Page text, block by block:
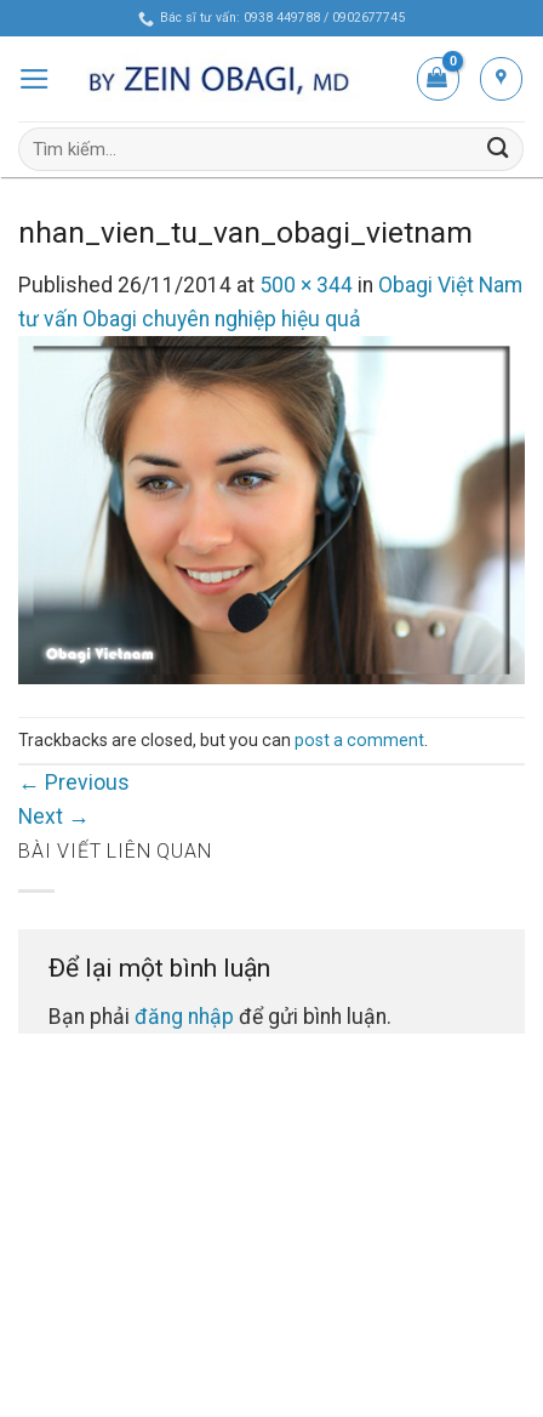
content
Bác sĩ tư vấn: 0938 449788 / 0902677745
Tìm
kiếm:
nhan_vien_tu_van_obagi_vietnam
Published 26/11/2014 at 500 × 344 in Obagi Việt Nam
tư vấn Obagi chuyên nghiệp hiệu quả
Trackbacks are closed, but you can post a comment
← Previous
Next →
BÀI VIẾT LIÊN QUAN
Để lại một bình luận
Bạn phải đăng nhập để gửi bình luận.